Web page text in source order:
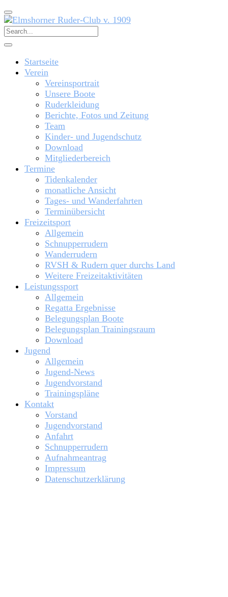
Startseite
Verein
Vereinsportrait
Unsere Boote
Ruderkleidung
Berichte, Fotos und Zeitung
Team
Kinder- und Jugendschutz
Download
Mitgliederbereich
Termine
Tidenkalender
monatliche Ansicht
Tages- und Wanderfahrten
Terminübersicht
Freizeitsport
Allgemein
Schnupperrudern
Wanderrudern
RVSH & Rudern quer durchs Land
Weitere Freizeitaktivitäten
Leistungssport
Allgemein
Regatta Ergebnisse
Belegungsplan Boote
Belegungsplan Trainingsraum
Download
Jugend
Allgemein
Jugend-News
Jugendvorstand
Trainingspläne
Kontakt
Vorstand
Jugendvorstand
Anfahrt
Schnupperrudern
Aufnahmeantrag
Impressum
Datenschutzerklärung